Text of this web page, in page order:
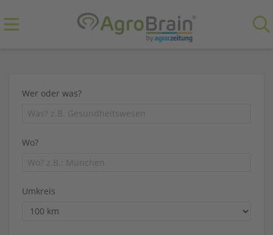
Wer oder was?
Wo?
Umkreis